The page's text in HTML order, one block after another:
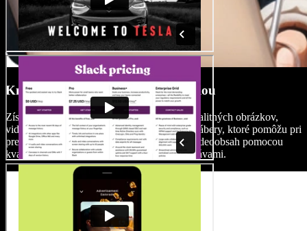
Knižnica médií s bezplatnou licenciou
Získajte prístup k rozsiahlej knižnici plnej kvalitných obrázkov,
videoklipov a hudby na pozadí a vyberte si zábery, ktoré pomôžu pri
prezentácii vášho produktu. Vylepšite svoj videoobsah pomocou
kvalitných médií bez starostí s autorskými právami.